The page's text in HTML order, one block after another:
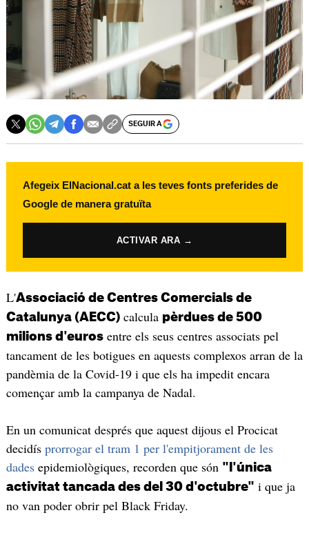
SEGUIR A
Afegeix ElNacional.cat a les teves fonts preferides de
Google de manera gratuïta
ACTIVAR ARA →
L'Associació de Centres Comercials de
Catalunya (AECC)calcula pèrdues de 500
milions d'eurosentre els seus centres associats pel
tancament de les botigues en aquests complexos arran de la
pandèmia de la Covid-19 i que els ha impedit encara
començar amb la campanya de Nadal.
En un comunicat després que aquest dijous el Procicat
decidís prorrogar el tram 1 per l'empitjorament de les
dadesepidemiològiques, recorden que són "l'única
activitat tancada des del 30 d'octubre" i que ja
no van poder obrir pel Black Friday.